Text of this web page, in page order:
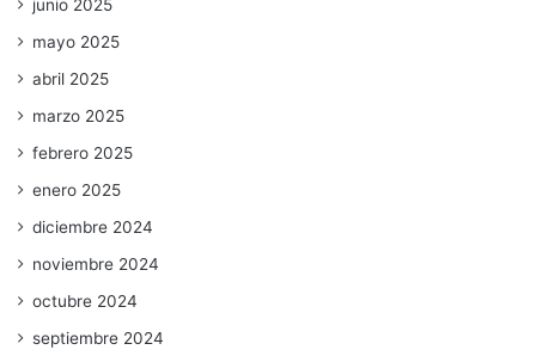
junio 2025
mayo 2025
abril 2025
marzo 2025
febrero 2025
enero 2025
diciembre 2024
noviembre 2024
octubre 2024
septiembre 2024